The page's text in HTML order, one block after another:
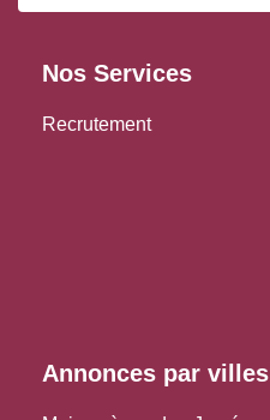
Nos Services
Recrutement
Annonces par villes